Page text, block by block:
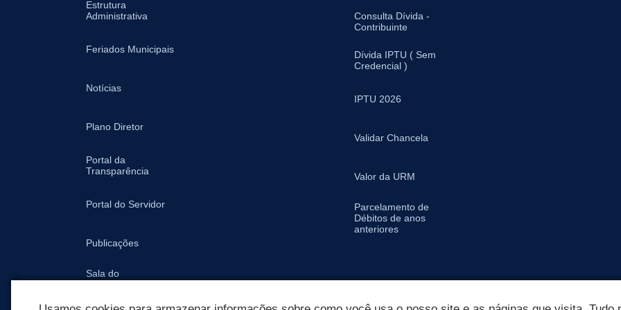
Estrutura
Administrativa
Feriados Municipais
Notícias
Plano Diretor
Portal da
Transparência
Portal do Servidor
Publicações
Sala do
Consulta Dívida -
Contribuinte
Dívida IPTU ( Sem
Credencial )
IPTU 2026
Validar Chancela
Valor da URM
Parcelamento de
Débitos de anos
anteriores